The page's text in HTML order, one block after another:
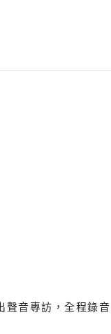
年3月26號逢
音專訪，全程錄